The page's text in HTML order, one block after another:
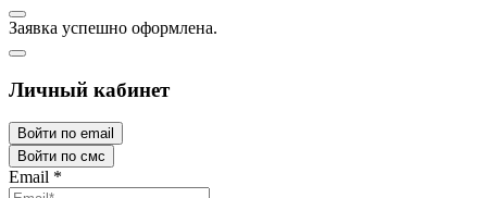
Заявка успешно оформлена.
Личный кабинет
Войти по email
Войти по смс
Email *